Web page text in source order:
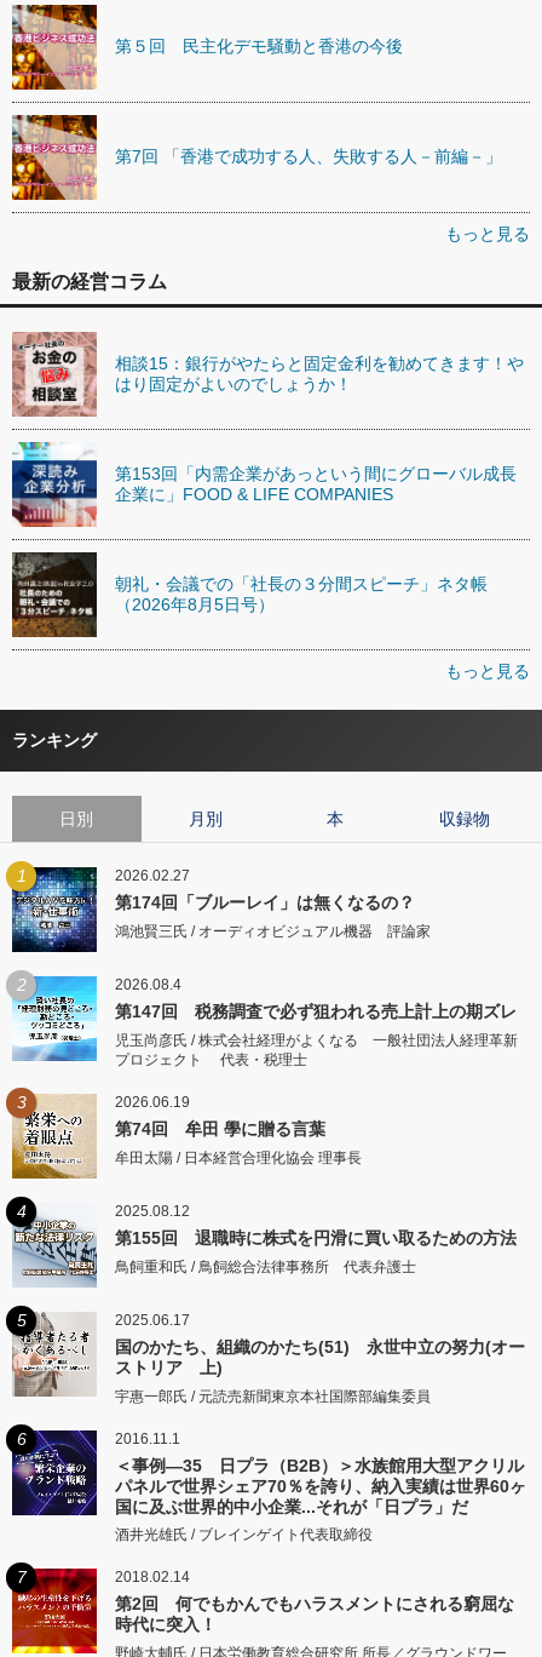
第５回 民主化デモ騒動と香港の今後
第7回 「香港で成功する人、失敗する人－前編－」
もっと見る
最新の経営コラム
相談15：銀行がやたらと固定金利を勧めてきます！や
はり固定がよいのでしょうか！
第153回「内需企業があっという間にグローバル成長
企業に」FOOD & LIFE COMPANIES
朝礼・会議での「社長の３分間スピーチ」ネタ帳
（2026年8月5日号）
もっと見る
ランキング
日別 月別 本 収録物
1 2026.02.27
第174回「ブルーレイ」は無くなるの？
鴻池賢三氏 / オーディオビジュアル機器 評論家
2 2026.08.4
第147回 税務調査で必ず狙われる売上計上の期ズレ
児玉尚彦氏 / 株式会社経理がよくなる 一般社団法人経理革新
プロジェクト 代表・税理士
3 2026.06.19
第74回 牟田 學に贈る言葉
牟田太陽 / 日本経営合理化協会 理事長
4 2025.08.12
第155回 退職時に株式を円滑に買い取るための方法
鳥飼重和氏 / 鳥飼総合法律事務所 代表弁護士
5 2025.06.17
国のかたち、組織のかたち(51) 永世中立の努力(オー
ストリア 上)
宇惠一郎氏 / 元読売新聞東京本社国際部編集委員
6 2016.11.1
＜事例―35 日プラ（B2B）＞水族館用大型アクリル
パネルで世界シェア70％を誇り、納入実績は世界60ヶ
国に及ぶ世界的中小企業...それが「日プラ」だ
酒井光雄氏 / ブレインゲイト代表取締役
7 2018.02.14
第2回 何でもかんでもハラスメントにされる窮屈な
時代に突入！
野崎大輔氏 / 日本労働教育総合研究所 所長／グラウンドワー